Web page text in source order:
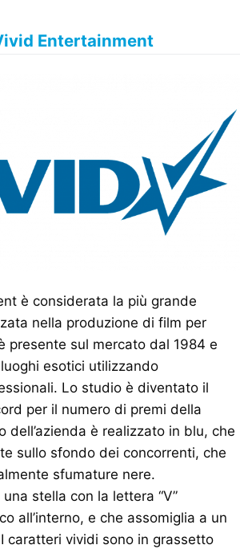
Entertainment
è considerata la più grande
nella produzione di film per
presente sul mercato dal 1984 e
esotici utilizzando
Lo studio è diventato il
per il numero di premi della
dell’azienda è realizzato in blu, che
sullo sfondo dei concorrenti, che
sfumature nere.
una stella con la lettera “V”
all’interno, e che assomiglia a un
caratteri vividi sono in grassetto